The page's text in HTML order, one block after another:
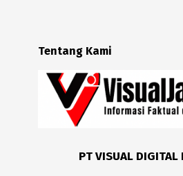
Tentang Kami
PT VISUAL DIGITAL